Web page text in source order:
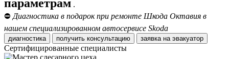
параметрам .
⛔ Диагностика в подарок при ремонте Шкода Октавия в
нашем специализированном автосервисе Skoda
диагностика получить консультацию заявка на эвакуатор
Сертифицированные специалисты